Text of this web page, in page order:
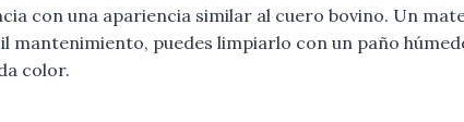
con una apariencia similar al cuero bovino. Un
mantenimiento, puedes limpiarlo con un paño
color.